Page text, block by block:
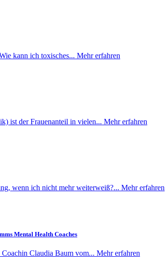
kann ich toxisches... Mehr erfahren
ist der Frauenanteil in vielen... Mehr erfahren
wenn ich nicht mehr weiterweiß?... Mehr erfahren
Mental Health Coaches
Claudia Baum vom... Mehr erfahren